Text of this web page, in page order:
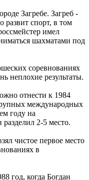
Загребе. Загреб -
развит спорт, в том
имел
шахматами под
соревнованиях
неплохие результаты.
отнести к 1984
международных
году на
2-5 место.
чистое первое место
в
год, когда Богдан